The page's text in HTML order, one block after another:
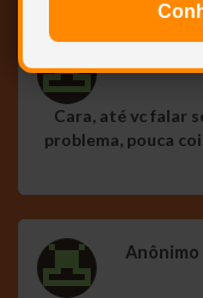
Cara, até vc falar
problema, pouca
Anônimo